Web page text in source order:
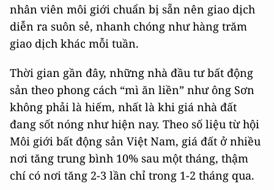
nhân viên môi giới chuẩn bị sẵn nên giao dịch
diễn ra suôn sẻ, nhanh chóng như hàng trăm
giao dịch khác mỗi tuần.
Thời gian gần đây, những nhà đầu tư bất động
sản theo phong cách “mì ăn liền” như ông Sơn
không phải là hiếm, nhất là khi giá nhà đất
đang sốt nóng như hiện nay. Theo số liệu từ hội
Môi giới bất động sản Việt Nam, giá đất ở nhiều
nơi tăng trung bình 10% sau một tháng, thậm
chí có nơi tăng 2-3 lần chỉ trong 1-2 tháng qua.